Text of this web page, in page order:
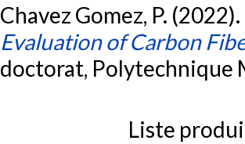
Chavez Gomez, P. (2022).
Evaluation of Carbon
doctorat, Polytechnique
Liste